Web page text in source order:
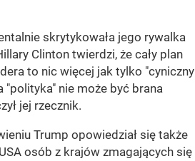
skrytykowała jego rywalka
Clinton twierdzi, że cały plan
to nic więcej jak tylko "cyniczny
"polityka" nie może być brana
jej rzecznik.
Trump opowiedział się także
osób z krajów zmagających się